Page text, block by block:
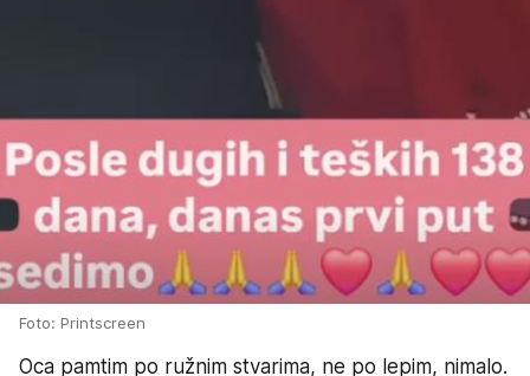
Foto: Printscreen
Oca pamtim po ružnim stvarima, ne po lepim, nimalo.